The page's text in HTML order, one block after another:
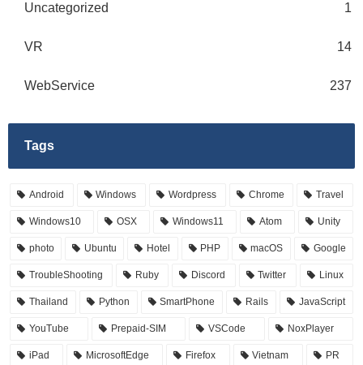
Uncategorized 1
VR 14
WebService 237
Tags
Android Windows Wordpress Chrome Travel
Windows10 OSX Windows11 Atom Unity
photo Ubuntu Hotel PHP macOS Google
TroubleShooting Ruby Discord Twitter Linux
Thailand Python SmartPhone Rails JavaScript
YouTube Prepaid-SIM VSCode NoxPlayer
iPad MicrosoftEdge Firefox Vietnam PR